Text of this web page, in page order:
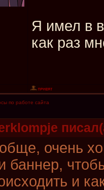
Я имел в
как раз
по работе сайта
очень
баннер,
и